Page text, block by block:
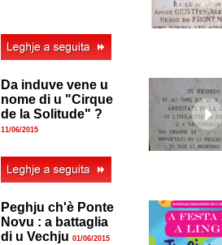
Da induve vene u
nome di u "Cirque
de la Solitude" ?
11/06/2015
Peghju ch'è Ponte
Novu : a battaglia
di u Vechju 01/06/2015